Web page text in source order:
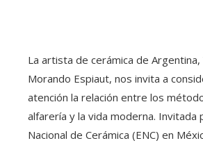
La artista de cerámica de Argentina,
Morando Espiaut, nos invita a
atención la relación entre los
alfarería y la vida moderna. Invitada
Nacional de Cerámica (ENC) en